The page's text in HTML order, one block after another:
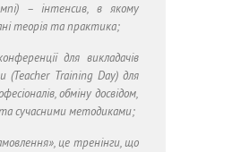
– інтенсив, в якому
теорія та практика;
для викладачів
(Teacher Training Day) для
обміну досвідом,
сучасними методиками;
це тренінги, що